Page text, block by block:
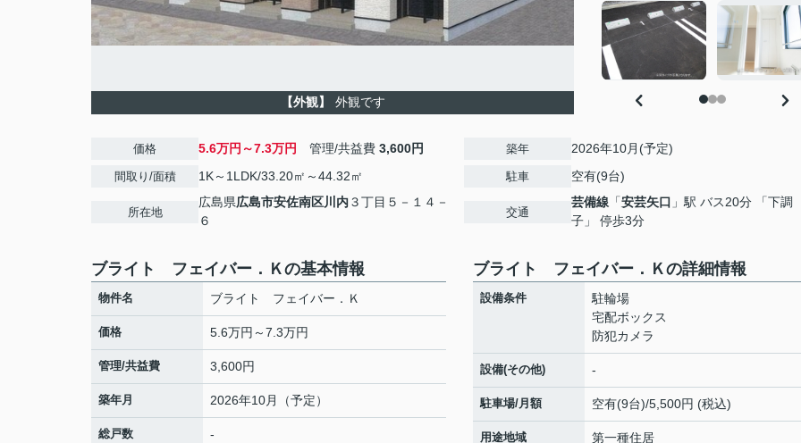
【外観】 外観です
価格 5.6万円～7.3万円 管理/共益費 3,600円
間取り/面積 1K～1LDK/33.20㎡～44.32㎡
所在地
広島県広島市安佐南区川内３丁目５－１４－
６
築年 2026年10月(予定)
駐車 空有(9台)
交通
芸備線 「安芸矢口 」駅 バス20分 「下調
子」 停歩3分
ブライト フェイバー．Ｋの基本情報
物件名 ブライト フェイバー．Ｋ
価格 5.6万円～7.3万円
管理/共益費 3,600円
築年月 2026年10月（予定）
総戸数 -
ブライト フェイバー．Ｋの詳細情報
設備条件
駐輪場
宅配ボックス
防犯カメラ
設備(その他) -
駐車場/月額 空有(9台)/5,500円 (税込)
用途地域 第一種住居